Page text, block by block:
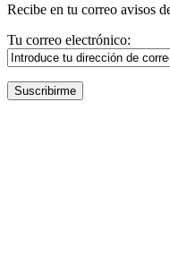
Recibe en tu correo avisos
Tu correo electrónico: